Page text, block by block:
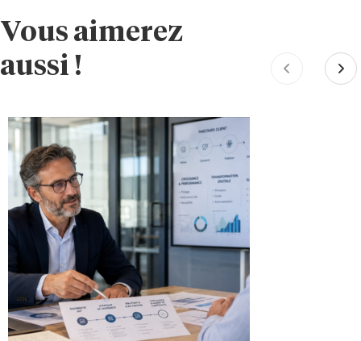
Vous aimerez
aussi !